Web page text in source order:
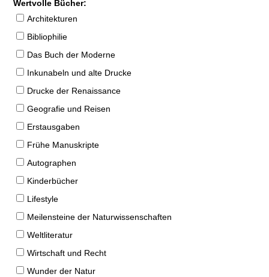
Wertvolle Bücher:
Architekturen
Bibliophilie
Das Buch der Moderne
Inkunabeln und alte Drucke
Drucke der Renaissance
Geografie und Reisen
Erstausgaben
Frühe Manuskripte
Autographen
Kinderbücher
Lifestyle
Meilensteine der Naturwissenschaften
Weltliteratur
Wirtschaft und Recht
Wunder der Natur